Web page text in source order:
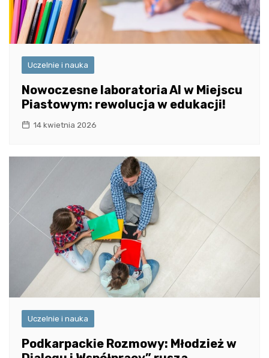
Uczelnie i nauka
Nowoczesne laboratoria AI w Miejscu
Piastowym: rewolucja w edukacji!
14 kwietnia 2026
Uczelnie i nauka
Podkarpackie Rozmowy: Młodzież w